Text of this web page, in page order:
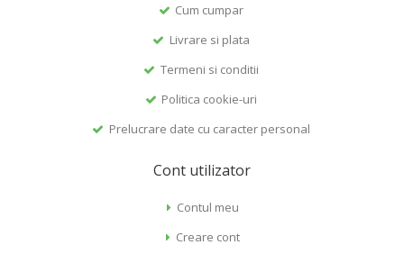
Cum cumpar
Livrare si plata
Termeni si conditii
Politica cookie-uri
Prelucrare date cu caracter personal
Cont utilizator
Contul meu
Creare cont